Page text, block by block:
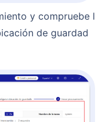
de guardad